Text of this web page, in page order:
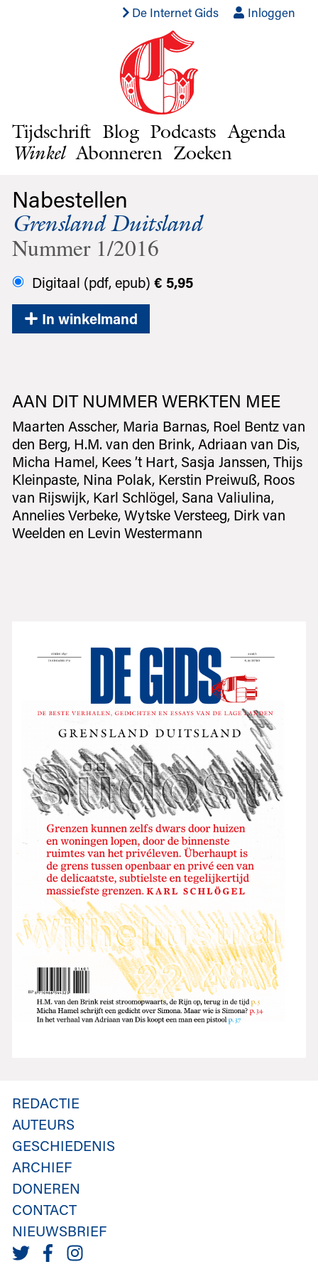
De Internet Gids Inloggen
Tijdschrift Blog Podcasts Agenda
Winkel Abonneren Zoeken
Nabestellen
Grensland Duitsland
Nummer 1/2016
Digitaal (pdf, epub) € 5,95
In winkelmand
AAN DIT NUMMER WERKTEN MEE
Maarten Asscher, Maria Barnas, Roel Bentz van
den Berg, H.M. van den Brink, Adriaan van Dis,
Micha Hamel, Kees ’t Hart, Sasja Janssen, Thijs
Kleinpaste, Nina Polak, Kerstin Preiwuß, Roos
van Rijswijk, Karl Schlögel, Sana Valiulina,
Annelies Verbeke, Wytske Versteeg, Dirk van
Weelden en Levin Westermann
REDACTIE
AUTEURS
GESCHIEDENIS
ARCHIEF
DONEREN
CONTACT
NIEUWSBRIEF